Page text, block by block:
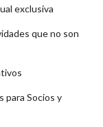
exclusiva
que no son
para Socios y